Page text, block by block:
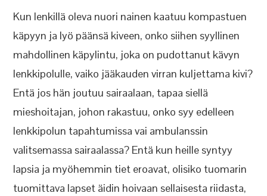
Kun lenkillä oleva nuori nainen kaatuu kompastuen
käpyyn ja lyö päänsä kiveen, onko siihen syyllinen
mahdollinen käpylintu, joka on pudottanut kävyn
lenkkipolulle, vaiko jääkauden virran kuljettama kivi?
Entä jos hän joutuu sairaalaan, tapaa siellä
mieshoitajan, johon rakastuu, onko syy edelleen
lenkkipolun tapahtumissa vai ambulanssin
valitsemassa sairaalassa? Entä kun heille syntyy
lapsia ja myöhemmin tiet eroavat, olisiko tuomarin
tuomittava lapset äidin hoivaan sellaisesta riidasta,